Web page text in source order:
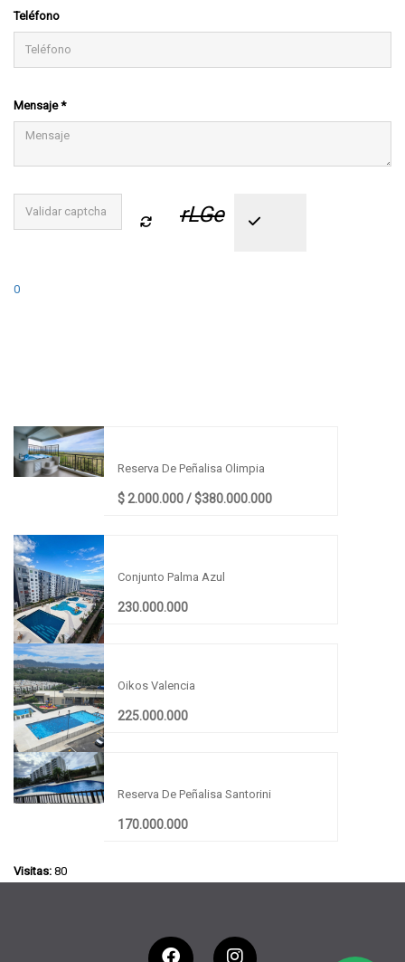
Teléfono
Mensaje *
rLGe
0
Reserva De Peñalisa Olimpia
$ 2.000.000 / $380.000.000
Conjunto Palma Azul
230.000.000
Oikos Valencia
225.000.000
Reserva De Peñalisa Santorini
170.000.000
Visitas: 80